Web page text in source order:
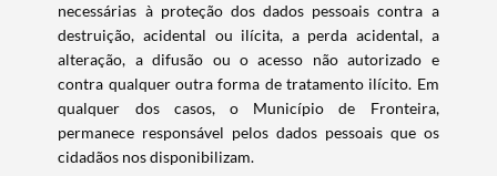
necessárias à proteção dos dados pessoais contra a
destruição, acidental ou ilícita, a perda acidental, a
alteração, a difusão ou o acesso não autorizado e
contra qualquer outra forma de tratamento ilícito. Em
qualquer dos casos, o Município de Fronteira,
permanece responsável pelos dados pessoais que os
cidadãos nos disponibilizam.